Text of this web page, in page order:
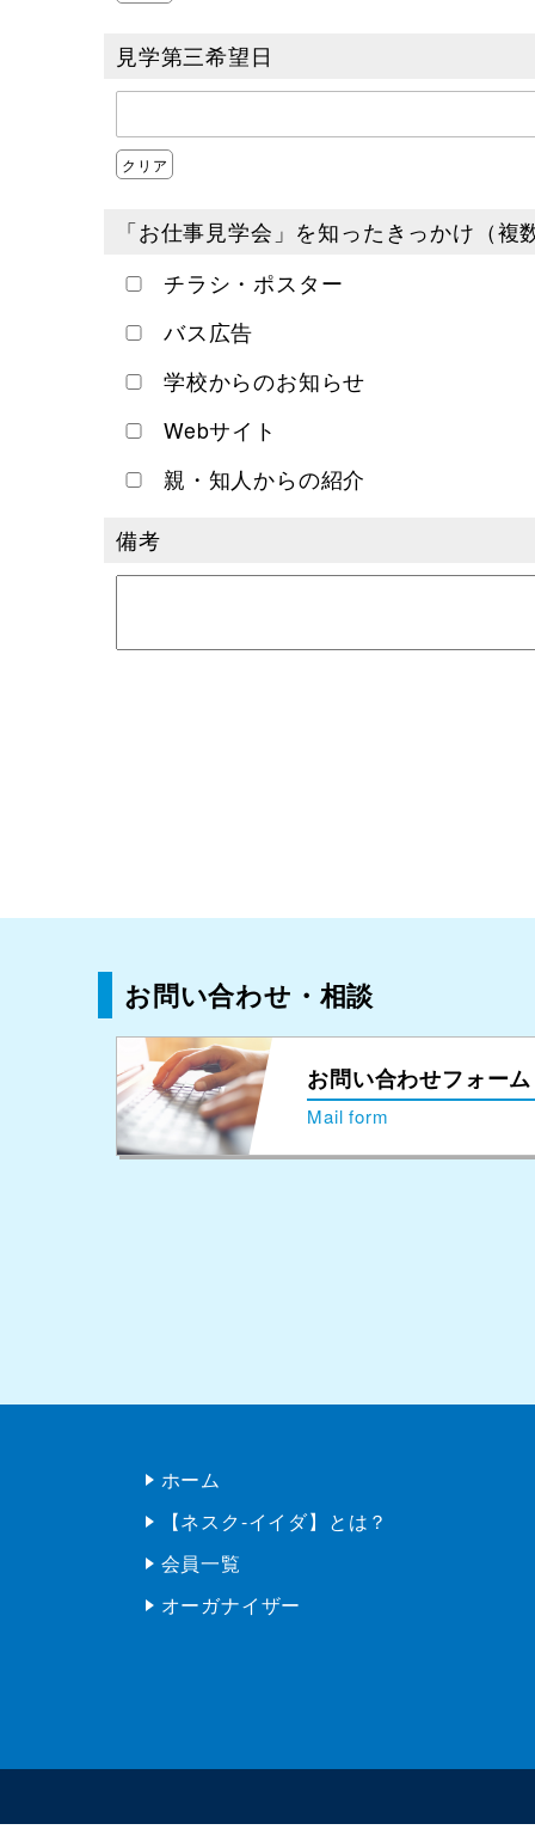
見学第三希望日
クリア
「お仕事見学会」を知ったきっかけ（複
チラシ・ポスター
バス広告
学校からのお知らせ
Webサイト
親・知人からの紹介
備考
お問い合わせ・相談
お問い合わせフォーム
Mail form
オーガナイザー